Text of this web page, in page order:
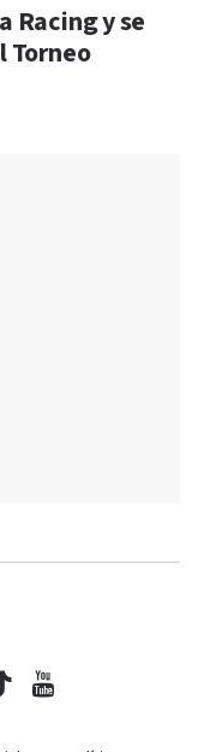
Racing y se
Torneo